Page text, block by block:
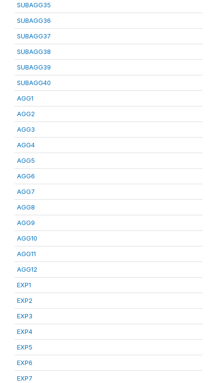
SUBAGG35
SUBAGG36
SUBAGG37
SUBAGG38
SUBAGG39
SUBAGG40
AGG1
AGG2
AGG3
AGG4
AGG5
AGG6
AGG7
AGG8
AGG9
AGG10
AGG11
AGG12
EXP1
EXP2
EXP3
EXP4
EXP5
EXP6
EXP7